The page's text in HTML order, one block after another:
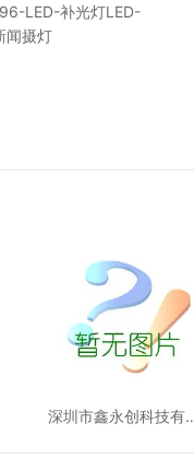
LED-补光灯LED-
闻摄灯
深圳市鑫永